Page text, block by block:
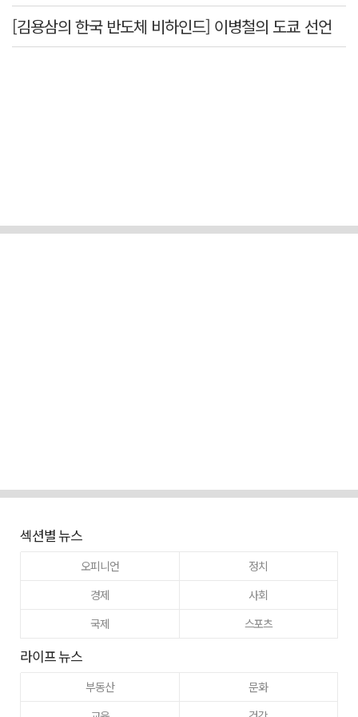
[김용삼의 한국 반도체 비하인드] 이병철의 도쿄 선언
섹션별 뉴스
오피니언
정치
경제
사회
국제
스포츠
라이프 뉴스
부동산
문화